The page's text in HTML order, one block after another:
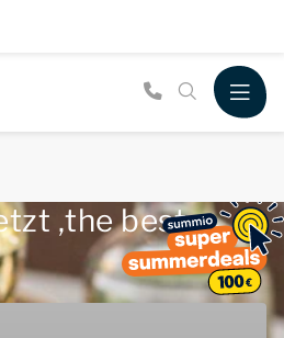
,the best